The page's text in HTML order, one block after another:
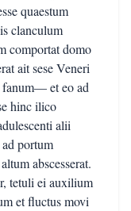
quaestum
clanculum
comportat domo
ait sese Veneri
et eo ad
hinc ilico
alii
portum
abscesserat.
tetuli ei auxilium
et fluctus movi